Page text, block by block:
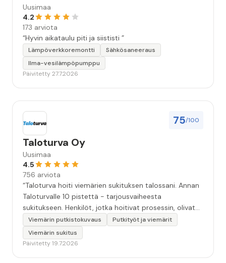
Uusimaa
4.2
173 arviota
“Hyvin aikataulu piti ja siististi ”
Lämpöverkkoremontti
Sähkösaneeraus
Ilma-vesilämpöpumppu
Päivitetty 27.7.2026
75/100
Taloturva Oy
Uusimaa
4.5
756 arviota
“Taloturva hoiti viemärien sukituksen talossani. Annan
Taloturvalle 10 pistettä - tarjousvaiheesta
sukitukseen. Henkilöt, jotka hoitivat prosessin, olivat
ammattitaitoisia ja miellyttäviä. Remontin jälkeen
saamani materiaali tehtävän suorittamisesta oli
kiitettävän arvoista. Voin suositella.”
Viemärin putkistokuvaus
Putkityöt ja viemärit
Viemärin sukitus
Päivitetty 19.7.2026